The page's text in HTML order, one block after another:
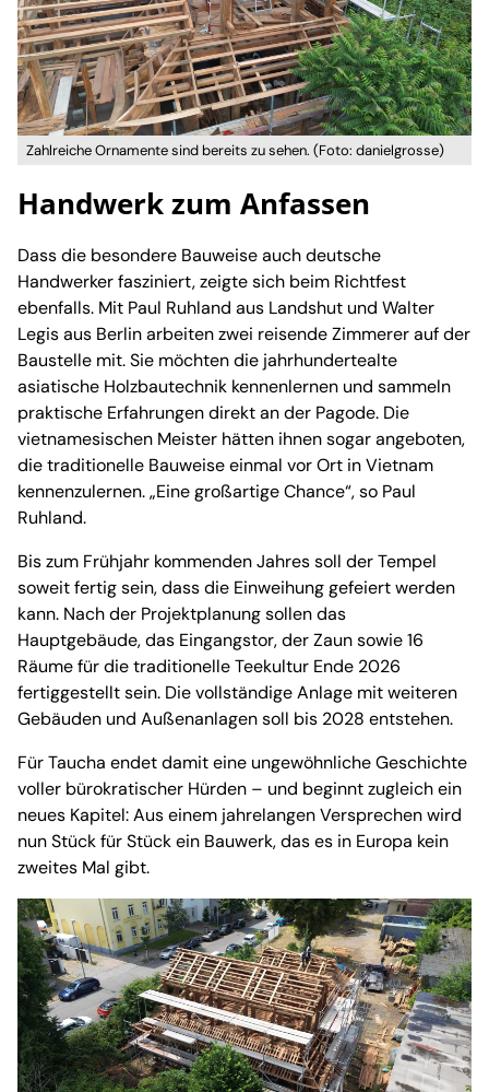
Zahlreiche Ornamente sind bereits zu sehen. (Foto: danielgrosse)
Handwerk zum Anfassen
Dass die besondere Bauweise auch deutsche
Handwerker fasziniert, zeigte sich beim Richtfest
ebenfalls. Mit Paul Ruhland aus Landshut und Walter
Legis aus Berlin arbeiten zwei reisende Zimmerer auf der
Baustelle mit. Sie möchten die jahrhundertealte
asiatische Holzbautechnik kennenlernen und sammeln
praktische Erfahrungen direkt an der Pagode. Die
vietnamesischen Meister hätten ihnen sogar angeboten,
die traditionelle Bauweise einmal vor Ort in Vietnam
kennenzulernen. „Eine großartige Chance“, so Paul
Ruhland.
Bis zum Frühjahr kommenden Jahres soll der Tempel
soweit fertig sein, dass die Einweihung gefeiert werden
kann. Nach der Projektplanung sollen das
Hauptgebäude, das Eingangstor, der Zaun sowie 16
Räume für die traditionelle Teekultur Ende 2026
fertiggestellt sein. Die vollständige Anlage mit weiteren
Gebäuden und Außenanlagen soll bis 2028 entstehen.
Für Taucha endet damit eine ungewöhnliche Geschichte
voller bürokratischer Hürden – und beginnt zugleich ein
neues Kapitel: Aus einem jahrelangen Versprechen wird
nun Stück für Stück ein Bauwerk, das es in Europa kein
zweites Mal gibt.